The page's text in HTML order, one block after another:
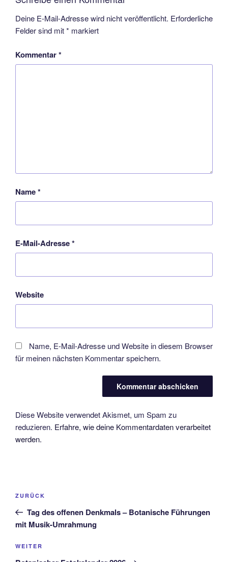
Deine E-Mail-Adresse wird nicht veröffentlicht. Erforderliche
Felder sind mit* markiert
Kommentar*
Name*
E-Mail-Adresse*
Website
Name, E-Mail-Adresse und Website in diesem Browser
für meinen nächsten Kommentar speichern.
Diese Website verwendet Akismet, um Spam zu
reduzieren. Erfahre, wie deine Kommentardaten verarbeitet
werden.
Beitragsnavigation
Vorheriger
Beitrag
ZURÜCK
Tag des offenen Denkmals – Botanische Führungen
mit Musik-Umrahmung
Nächster
Beitrag
WEITER